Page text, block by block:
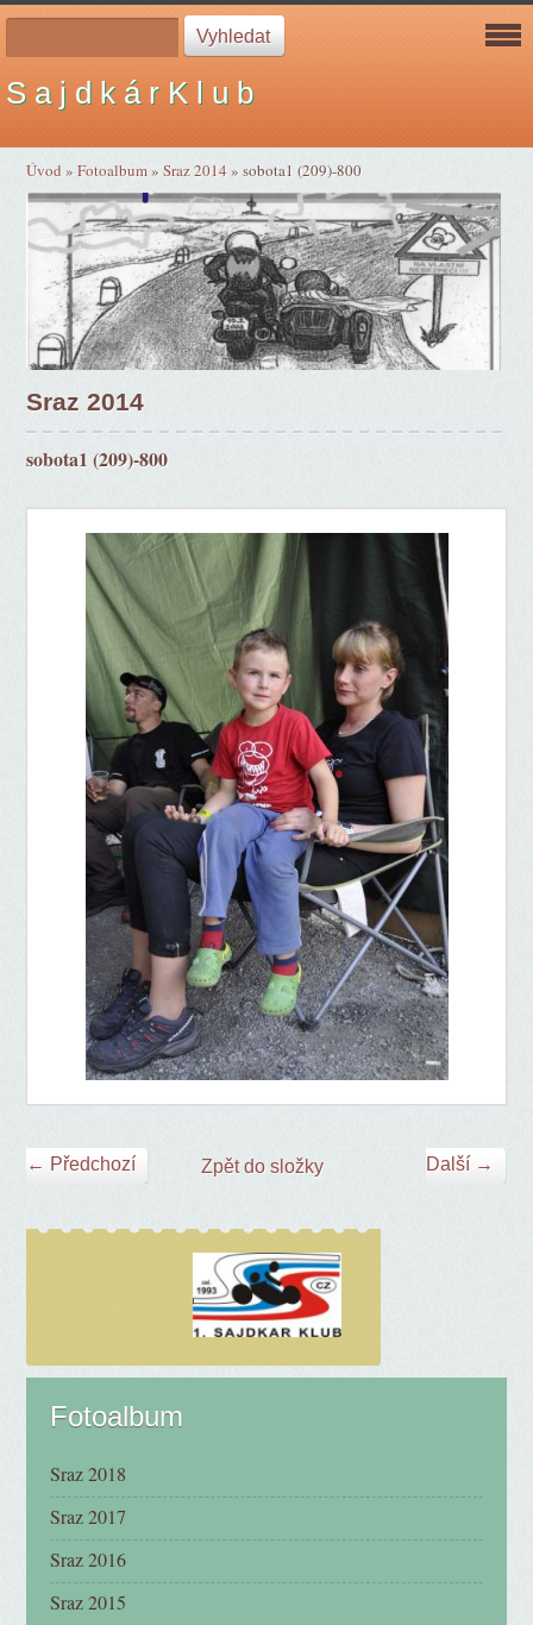
S a j d k á r K l u b
Úvod »Fotoalbum»Sraz 2014»sobota1 (209)-800
Sraz 2014
sobota1 (209)-800
← Předchozí Další →
Zpět do složky
Fotoalbum
Sraz 2018
Sraz 2017
Sraz 2016
Sraz 2015